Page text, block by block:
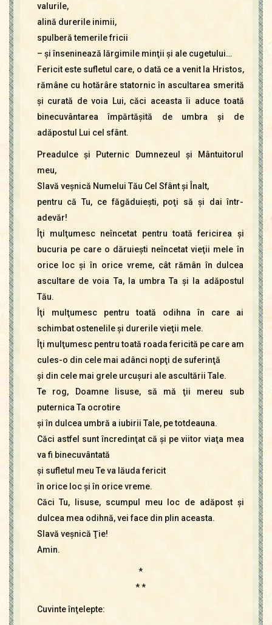
valurile,
alină durerile inimii,
spulberă temerile fricii
– şi înseninează lărgimile minţii şi ale cugetului…
Fericit este sufletul care, o dată ce a venit la Hristos,
rămâne cu hotărâre statornic în ascultarea smerită
şi curată de voia Lui, căci aceasta îi aduce toată
binecuvântarea împărtăşită de umbra şi de
adăpostul Lui cel sfânt.
Preadulce şi Puternic Dumnezeul şi Mântuitorul
meu,
Slavă veşnică Numelui Tău Cel Sfânt şi Înalt,
pentru că Tu, ce făgăduieşti, poţi să şi dai într-
adevăr!
Îţi mulţumesc neîncetat pentru toată fericirea şi
bucuria pe care o dăruieşti neîncetat vieţii mele în
orice loc şi în orice vreme, cât rămân în dulcea
ascultare de voia Ta, la umbra Ta şi la adăpostul
Tău.
Îţi mulţumesc pentru toată odihna în care ai
schimbat ostenelile şi durerile vieţii mele.
Îţi mulţumesc pentru toată roada fericită pe care am
cules-o din cele mai adânci nopţi de suferinţă
şi din cele mai grele urcuşuri ale ascultării Tale.
Te rog, Doamne Iisuse, să mă ţii mereu sub
puternica Ta ocrotire
şi în dulcea umbră a iubirii Tale, pe totdeauna.
Căci astfel sunt încredinţat că şi pe viitor viaţa mea
va fi binecuvântată
şi sufletul meu Te va lăuda fericit
în orice loc şi în orice vreme.
Căci Tu, Iisuse, scumpul meu loc de adăpost şi
dulcea mea odihnă, vei face din plin aceasta.
Slavă veşnică Ţie!
Amin.
*
* *
Cuvinte înţelepte: